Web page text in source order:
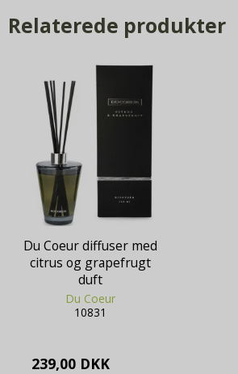
Relaterede produkter
Du Coeur diffuser med
citrus og grapefrugt
duft
Du Coeur
10831
239,00 DKK